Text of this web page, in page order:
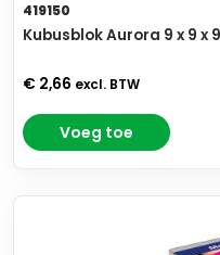
419150
Kubusblok Aurora 9 x 9
€ 2,66 excl. BTW
Voeg toe